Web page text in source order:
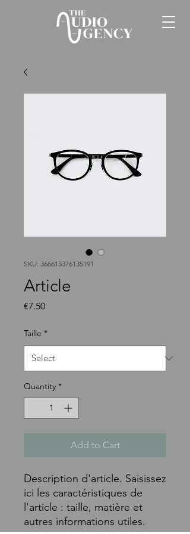
SKU: 366615376135191
Article
€7.50Price
Taille *
Quantity *
Add to Cart
Description d'article. Saisissez
ici les caractéristiques de
l'article : taille, matière et
autres informations utiles.